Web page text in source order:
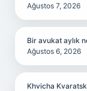
Ağustos 7, 2026
Bir avukat aylık
Ağustos 6, 2026
Khvicha